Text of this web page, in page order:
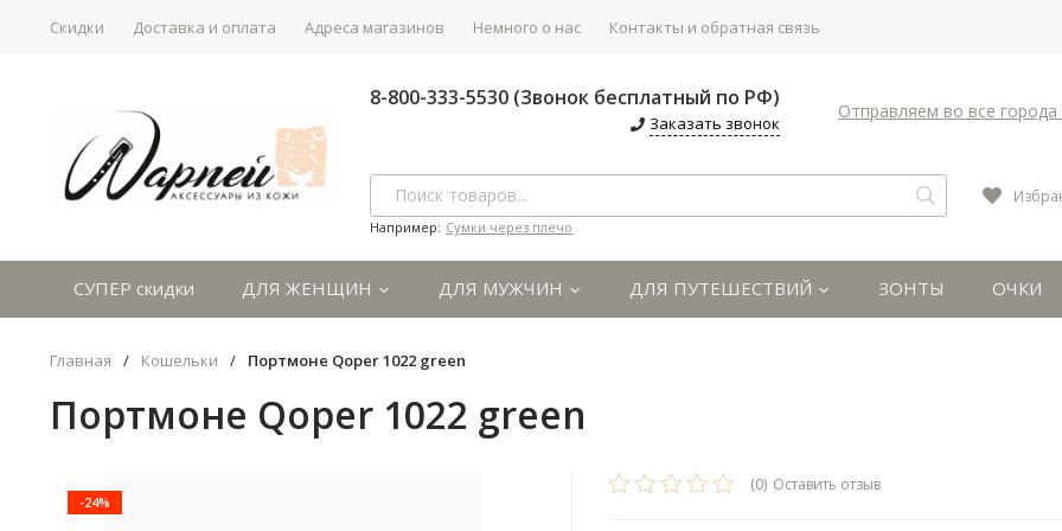
Скидки Доставка и оплата Адреса магазинов Немного о нас Контакты и обратная связь
8-800-333-5530 (Звонок бесплатный по РФ)
Заказать звонок
Отправляем во все города
Например: Сумки через плечо
СУПЕР скидки ДЛЯ ЖЕНЩИН ДЛЯ МУЖЧИН ДЛЯ ПУТЕШЕСТВИЙ ЗОНТЫ ОЧКИ
Главная / Кошельки / Портмоне Qoper 1022 green
Портмоне Qoper 1022 green
-24%
(0) Оставить отзыв